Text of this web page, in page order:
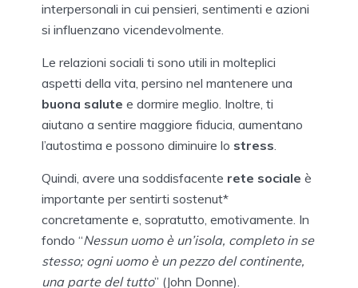
interpersonali in cui pensieri, sentimenti e azioni
si influenzano vicendevolmente.
Le relazioni sociali ti sono utili in molteplici
aspetti della vita, persino nel mantenere una
buona salute e dormire meglio. Inoltre, ti
aiutano a sentire maggiore fiducia, aumentano
l’autostima e possono diminuire lo stress.
Quindi, avere una soddisfacente rete sociale è
importante per sentirti sostenut*
concretamente e, sopratutto, emotivamente. In
fondo “Nessun uomo è un’isola, completo in se
stesso; ogni uomo è un pezzo del continente,
una parte del tutto” (John Donne).